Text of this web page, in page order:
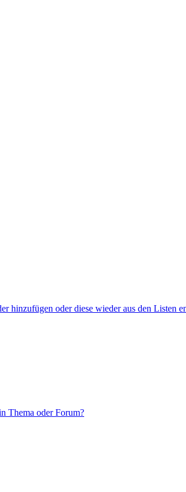
hinzufügen oder diese wieder aus den Listen
Thema oder Forum?